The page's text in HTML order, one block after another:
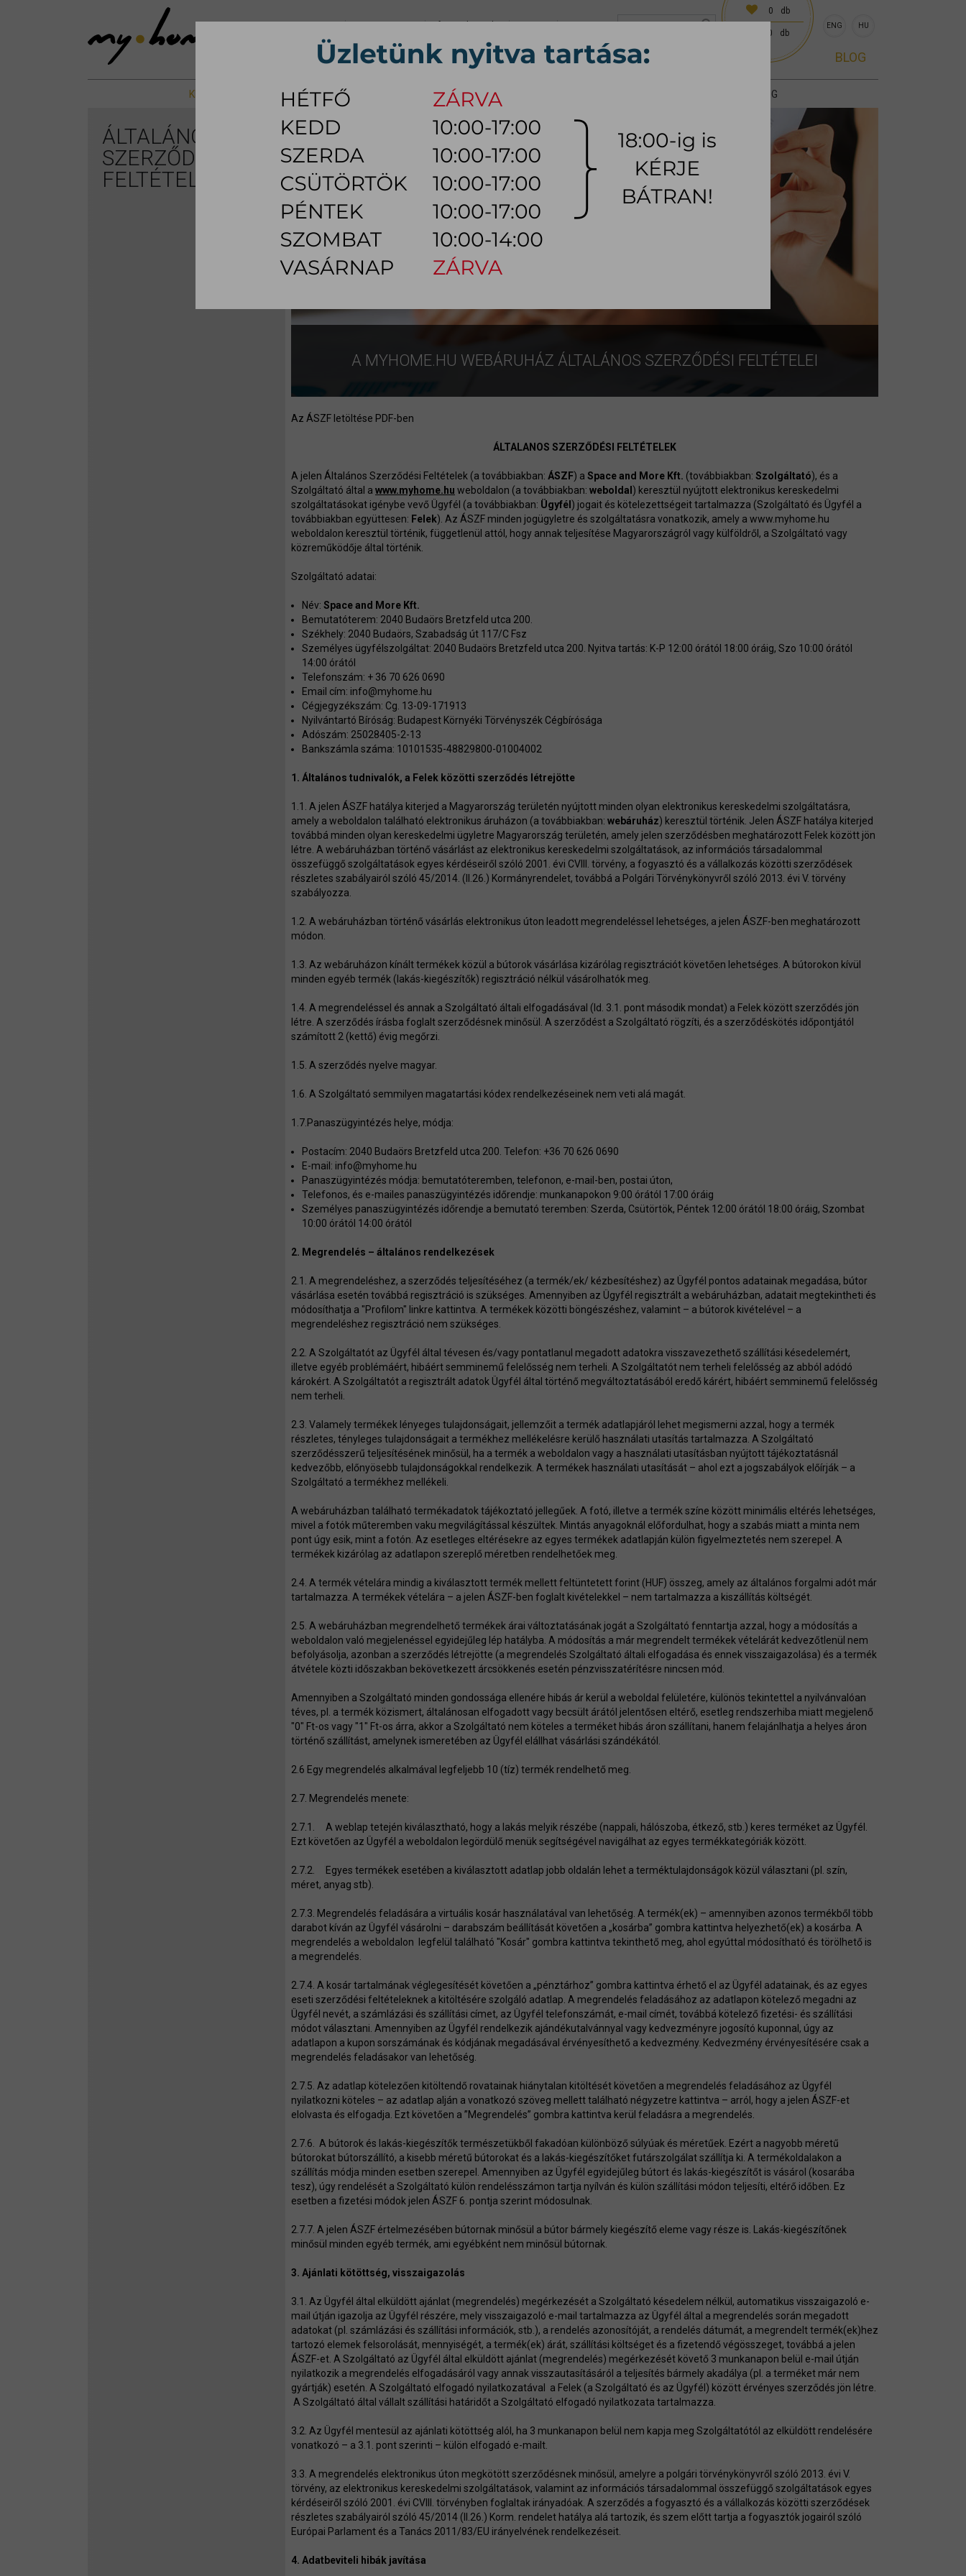
K, Sz, Cs, P:
10:00 - 17:00 (18:00 előre egyeztetve)
Szo:
10:00 - 14:00
0 db
0 db
ENG HU
BLOG
KIÁLLÍTOTT % NAPPALI BÚTOR HÁLÓSZOBA BÚTOR SZŐNYEG
ÁLTALÁNOS
SZERZŐDÉSI
FELTÉTELEK
A MYHOME.HU WEBÁRUHÁZ ÁLTALÁNOS SZERZŐDÉSI FELTÉTELEI
Az ÁSZF letöltése PDF-ben
ÁLTALANOS SZERZŐDÉSI FELTÉTELEK
A jelen Általános Szerződési Feltételek (a továbbiakban: ÁSZF) a Space and More Kft. (továbbiakban: Szolgáltató), és a
Szolgáltató által a www.myhome.hu weboldalon (a továbbiakban: weboldal ) keresztül nyújtott elektronikus kereskedelmi
szolgáltatásokat igénybe vevő Ügyfél (a továbbiakban: Ügyfél ) jogait és kötelezettségeit tartalmazza (Szolgáltató és Ügyfél a
továbbiakban együttesen: Felek). Az ÁSZF minden jogügyletre és szolgáltatásra vonatkozik, amely a www.myhome.hu
weboldalon keresztül történik, függetlenül attól, hogy annak teljesítése Magyarországról vagy külföldről, a Szolgáltató vagy
közreműködője által történik.
Szolgáltató adatai:
Név: Space and More Kft.
Bemutatóterem: 2040 Budaörs Bretzfeld utca 200.
Székhely: 2040 Budaörs, Szabadság út 117/C Fsz
Személyes ügyfélszolgáltat: 2040 Budaörs Bretzfeld utca 200. Nyitva tartás: K-P 12:00 órától 18:00 óráig, Szo 10:00 órától
14:00 órától
Telefonszám: + 36 70 626 0690
Email cím: info@myhome.hu
Cégjegyzékszám: Cg. 13-09-171913
Nyilvántartó Bíróság: Budapest Környéki Törvényszék Cégbírósága
Adószám: 25028405-2-13
Bankszámla száma: 10101535-48829800-01004002
1. Általános tudnivalók, a Felek közötti szerződés létrejötte
1.1. A jelen ÁSZF hatálya kiterjed a Magyarország területén nyújtott minden olyan elektronikus kereskedelmi szolgáltatásra,
amely a weboldalon található elektronikus áruházon (a továbbiakban: webáruház) keresztül történik. Jelen ÁSZF hatálya kiterjed
továbbá minden olyan kereskedelmi ügyletre Magyarország területén, amely jelen szerződésben meghatározott Felek között jön
létre. A webáruházban történő vásárlást az elektronikus kereskedelmi szolgáltatások, az információs társadalommal
összefüggő szolgáltatások egyes kérdéseiről szóló 2001. évi CVIII. törvény, a fogyasztó és a vállalkozás közötti szerződések
részletes szabályairól szóló 45/2014. (II.26.) Kormányrendelet, továbbá a Polgári Törvénykönyvről szóló 2013. évi V. törvény
szabályozza.
1.2. A webáruházban történő vásárlás elektronikus úton leadott megrendeléssel lehetséges, a jelen ÁSZF-ben meghatározott
módon.
1.3. Az webáruházon kínált termékek közül a bútorok vásárlása kizárólag regisztrációt követően lehetséges. A bútorokon kívül
minden egyéb termék (lakás-kiegészítők) regisztráció nélkül vásárolhatók meg.
1.4. A megrendeléssel és annak a Szolgáltató általi elfogadásával (ld. 3.1. pont második mondat) a Felek között szerződés jön
létre. A szerződés írásba foglalt szerződésnek minősül. A szerződést a Szolgáltató rögzíti, és a szerződéskötés időpontjától
számított 2 (kettő) évig megőrzi.
1.5. A szerződés nyelve magyar.
1.6. A Szolgáltató semmilyen magatartási kódex rendelkezéseinek nem veti alá magát.
1.7.Panaszügyintézés helye, módja:
Postacím: 2040 Budaörs Bretzfeld utca 200. Telefon: +36 70 626 0690
E-mail: info@myhome.hu
Panaszügyintézés módja: bemutatóteremben, telefonon, e-mail-ben, postai úton,
Telefonos, és e-mailes panaszügyintézés időrendje: munkanapokon 9:00 órától 17:00 óráig
Személyes panaszügyintézés időrendje a bemutató teremben: Szerda, Csütörtök, Péntek 12:00 órától 18:00 óráig, Szombat
10:00 órától 14:00 órától
2. Megrendelés – általános rendelkezések
2.1. A megrendeléshez, a szerződés teljesítéséhez (a termék/ek/ kézbesítéshez) az Ügyfél pontos adatainak megadása, bútor
vásárlása esetén továbbá regisztráció is szükséges. Amennyiben az Ügyfél regisztrált a webáruházban, adatait megtekintheti és
módosíthatja a "Profilom" linkre kattintva. A termékek közötti böngészéshez, valamint – a bútorok kivételével – a
megrendeléshez regisztráció nem szükséges.
2.2. A Szolgáltatót az Ügyfél által tévesen és/vagy pontatlanul megadott adatokra visszavezethető szállítási késedelemért,
illetve egyéb problémáért, hibáért semminemű felelősség nem terheli. A Szolgáltatót nem terheli felelősség az abból adódó
károkért. A Szolgáltatót a regisztrált adatok Ügyfél által történő megváltoztatásából eredő kárért, hibáért semminemű felelősség
nem terheli.
2.3. Valamely termékek lényeges tulajdonságait, jellemzőit a termék adatlapjáról lehet megismerni azzal, hogy a termék
részletes, tényleges tulajdonságait a termékhez mellékelésre kerülő használati utasítás tartalmazza. A Szolgáltató
szerződésszerű teljesítésének minősül, ha a termék a weboldalon vagy a használati utasításban nyújtott tájékoztatásnál
kedvezőbb, előnyösebb tulajdonságokkal rendelkezik. A termékek használati utasítását – ahol ezt a jogszabályok előírják – a
Szolgáltató a termékhez mellékeli.
A webáruházban található termékadatok tájékoztató jellegűek. A fotó, illetve a termék színe között minimális eltérés lehetséges,
mivel a fotók műteremben vaku megvilágítással készültek. Mintás anyagoknál előfordulhat, hogy a szabás miatt a minta nem
pont úgy esik, mint a fotón. Az esetleges eltérésekre az egyes termékek adatlapján külön figyelmeztetés nem szerepel. A
termékek kizárólag az adatlapon szereplő méretben rendelhetőek meg.
2.4. A termék vételára mindig a kiválasztott termék mellett feltüntetett forint (HUF) összeg, amely az általános forgalmi adót már
tartalmazza. A termékek vételára – a jelen ÁSZF-ben foglalt kivételekkel – nem tartalmazza a kiszállítás költségét.
2.5. A webáruházban megrendelhető termékek árai változtatásának jogát a Szolgáltató fenntartja azzal, hogy a módosítás a
weboldalon való megjelenéssel egyidejűleg lép hatályba. A módosítás a már megrendelt termékek vételárát kedvezőtlenül nem
befolyásolja, azonban a szerződés létrejötte (a megrendelés Szolgáltató általi elfogadása és ennek visszaigazolása) és a termék
átvétele közti időszakban bekövetkezett árcsökkenés esetén pénzvisszatérítésre nincsen mód.
Amennyiben a Szolgáltató minden gondossága ellenére hibás ár kerül a weboldal felületére, különös tekintettel a nyilvánvalóan
téves, pl. a termék közismert, általánosan elfogadott vagy becsült árától jelentősen eltérő, esetleg rendszerhiba miatt megjelenő
"0" Ft-os vagy "1" Ft-os árra, akkor a Szolgáltató nem köteles a terméket hibás áron szállítani, hanem felajánlhatja a helyes áron
történő szállítást, amelynek ismeretében az Ügyfél elállhat vásárlási szándékától.
2.6 Egy megrendelés alkalmával legfeljebb 10 (tíz) termék rendelhető meg.
2.7. Megrendelés menete:
2.7.1. A weblap tetején kiválasztható, hogy a lakás melyik részébe (nappali, hálószoba, étkező, stb.) keres terméket az Ügyfél.
Ezt követően az Ügyfél a weboldalon legördülő menük segítségével navigálhat az egyes termékkategóriák között.
2.7.2. Egyes termékek esetében a kiválasztott adatlap jobb oldalán lehet a terméktulajdonságok közül választani (pl. szín,
méret, anyag stb).
2.7.3. Megrendelés feladására a virtuális kosár használatával van lehetőség. A termék(ek) – amennyiben azonos termékből több
darabot kíván az Ügyfél vásárolni – darabszám beállítását követően a „kosárba” gombra kattintva helyezhető(ek) a kosárba. A
megrendelés a weboldalon legfelül található "Kosár" gombra kattintva tekinthető meg, ahol egyúttal módosítható és törölhető is
a megrendelés.
2.7.4. A kosár tartalmának véglegesítését követően a „pénztárhoz” gombra kattintva érhető el az Ügyfél adatainak, és az egyes
eseti szerződési feltételeknek a kitöltésére szolgáló adatlap. A megrendelés feladásához az adatlapon kötelező megadni az
Ügyfél nevét, a számlázási és szállítási címet, az Ügyfél telefonszámát, e-mail címét, továbbá kötelező fizetési- és szállítási
módot választani. Amennyiben az Ügyfél rendelkezik ajándékutalvánnyal vagy kedvezményre jogosító kuponnal, úgy az
adatlapon a kupon sorszámának és kódjának megadásával érvényesíthető a kedvezmény. Kedvezmény érvényesítésére csak a
megrendelés feladásakor van lehetőség.
2.7.5. Az adatlap kötelezően kitöltendő rovatainak hiánytalan kitöltését követően a megrendelés feladásához az Ügyfél
nyilatkozni köteles – az adatlap alján a vonatkozó szöveg mellett található négyzetre kattintva – arról, hogy a jelen ÁSZF-et
elolvasta és elfogadja. Ezt követően a ”Megrendelés” gombra kattintva kerül feladásra a megrendelés.
2.7.6. A bútorok és lakás-kiegészítők természetükből fakadóan különböző súlyúak és méretűek. Ezért a nagyobb méretű
bútorokat bútorszállító, a kisebb méretű bútorokat és a lakás-kiegészítőket futárszolgálat szállítja ki. A termékoldalakon a
szállítás módja minden esetben szerepel. Amennyiben az Ügyfél egyidejűleg bútort és lakás-kiegészítőt is vásárol (kosarába
tesz), úgy rendelését a Szolgáltató külön rendelésszámon tartja nyílván és külön szállítási módon teljesíti, eltérő időben. Ez
esetben a fizetési módok jelen ÁSZF 6. pontja szerint módosulnak.
2.7.7. A jelen ÁSZF értelmezésében bútornak minősül a bútor bármely kiegészítő eleme vagy része is. Lakás-kiegészítőnek
minősül minden egyéb termék, ami egyébként nem minősül bútornak.
3. Ajánlati kötöttség, visszaigazolás
3.1. Az Ügyfél által elküldött ajánlat (megrendelés) megérkezését a Szolgáltató késedelem nélkül, automatikus visszaigazoló e-
mail útján igazolja az Ügyfél részére, mely visszaigazoló e-mail tartalmazza az Ügyfél által a megrendelés során megadott
adatokat (pl. számlázási és szállítási információk, stb.), a rendelés azonosítóját, a rendelés dátumát, a megrendelt termék(ek)hez
tartozó elemek felsorolását, mennyiségét, a termék(ek) árát, szállítási költséget és a fizetendő végösszeget, továbbá a jelen
ÁSZF-et. A Szolgáltató az Ügyfél által elküldött ajánlat (megrendelés) megérkezését követő 3 munkanapon belül e-mail útján
nyilatkozik a megrendelés elfogadásáról vagy annak visszautasításáról a teljesítés bármely akadálya (pl. a terméket már nem
gyártják) esetén. A Szolgáltató elfogadó nyilatkozatával a Felek (a Szolgáltató és az Ügyfél) között érvényes szerződés jön létre.
A Szolgáltató által vállalt szállítási határidőt a Szolgáltató elfogadó nyilatkozata tartalmazza.
3.2. Az Ügyfél mentesül az ajánlati kötöttség alól, ha 3 munkanapon belül nem kapja meg Szolgáltatótól az elküldött rendelésére
vonatkozó – a 3.1. pont szerinti – külön elfogadó e-mailt.
3.3. A megrendelés elektronikus úton megkötött szerződésnek minősül, amelyre a polgári törvénykönyvről szóló 2013. évi V.
törvény, az elektronikus kereskedelmi szolgáltatások, valamint az információs társadalommal összefüggő szolgáltatások egyes
kérdéseiről szóló 2001. évi CVIII. törvényben foglaltak irányadóak. A szerződés a fogyasztó és a vállalkozás közötti szerződések
részletes szabályairól szóló 45/2014 (II.26.) Korm. rendelet hatálya alá tartozik, és szem előtt tartja a fogyasztók jogairól szóló
Európai Parlament és a Tanács 2011/83/EU irányelvének rendelkezéseit.
4. Adatbeviteli hibák javítása